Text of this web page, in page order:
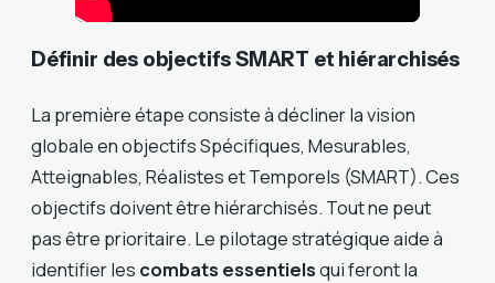
Définir des objectifs SMART et hiérarchisés
La première étape consiste à décliner la vision
globale en objectifs Spécifiques, Mesurables,
Atteignables, Réalistes et Temporels (SMART). Ces
objectifs doivent être hiérarchisés. Tout ne peut
pas être prioritaire. Le pilotage stratégique aide à
identifier les combats essentielsqui feront la